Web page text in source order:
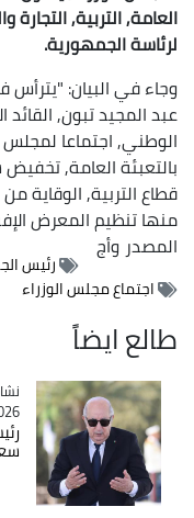
العامة, التربية, التجارة
لرئاسة الجمهورية.
وجاء في البيان: "يترأس
عبد المجيد تبون, القائد
الوطني, اجتماعا لمجلس
بالتعبئة العامة,
قطاع التربية, الوقاية
منها تنظيم المعرض
المصدروأج
رئيس
اجتماع مجلس الوزراء
طالع ايضاً
15:34